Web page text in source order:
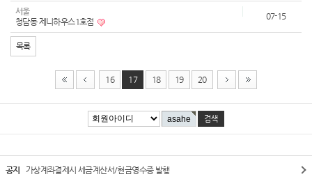
서울
청담동 제니하우스1호점
07-15
목록
16 17 18 19 20
공지 가상계좌결제시 세금계산서/현금영수증 발행